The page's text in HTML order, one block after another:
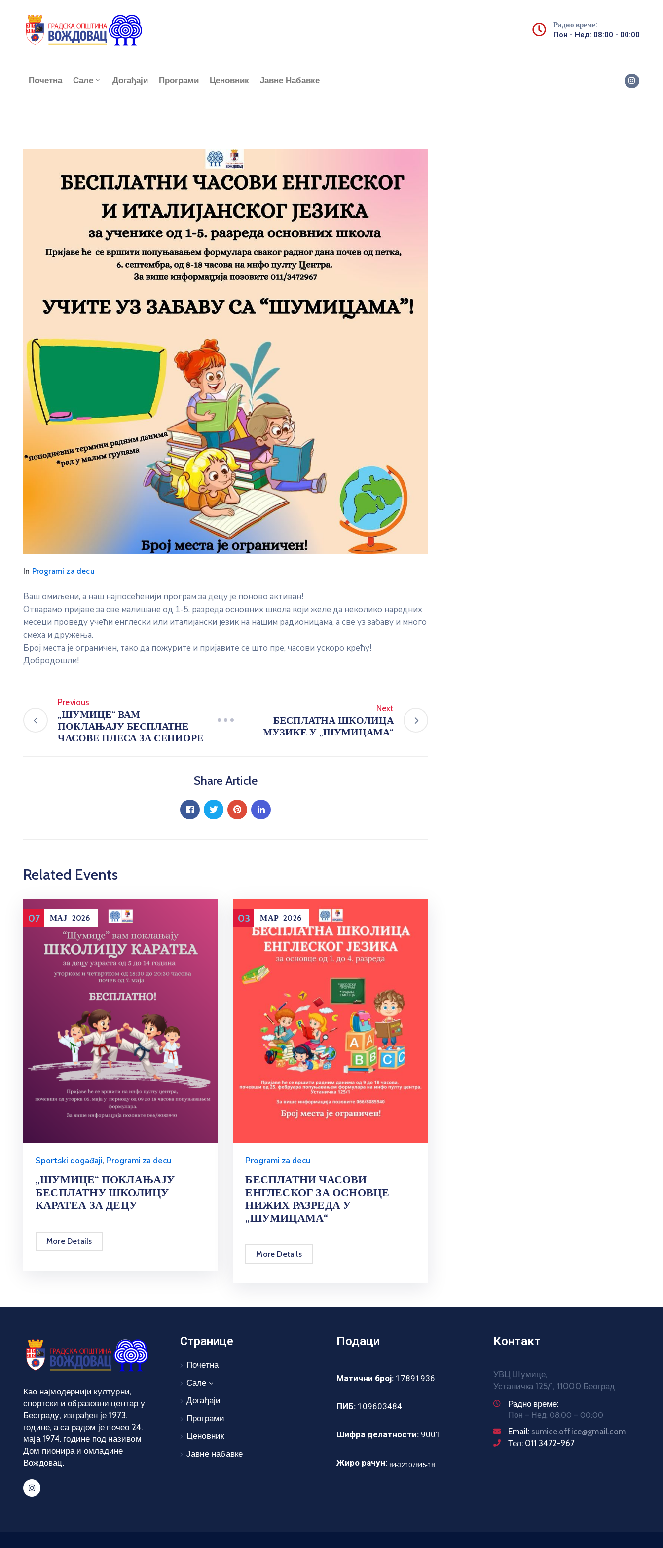
Радно време:
Пон - Нед: 08:00 - 00:00
Почетна Сале Догађаји Програми Ценовник Јавне Набавке
In Programi za decu
Ваш омиљени, а наш најпосећенији програм за децу је поново активан!
Отварамо пријаве за све малишане од 1-5. разреда основних школа који желе да неколико наредних
месеци проведу учећи енглески или италијански језик на нашим радионицама, а све уз забаву и много
смеха и дружења.
Број места је ограничен, тако да пожурите и пријавите се што пре, часови ускоро крећу!
Добродошли!
Previous
„ШУМИЦЕ“ ВАМ
ПОКЛАЊАЈУ БЕСПЛАТНЕ
ЧАСОВЕ ПЛЕСА ЗА СЕНИОРЕ
Next
БЕСПЛАТНА ШКОЛИЦА
МУЗИКЕ У „ШУМИЦАМА“
Share Article
Related Events
07 МАЈ 2026
Sportski događaji, Programi za decu
„ШУМИЦЕ“ ПОКЛАЊАЈУ
БЕСПЛАТНУ ШКОЛИЦУ
КАРАТЕА ЗА ДЕЦУ
More Details
03 МАР 2026
Programi za decu
БЕСПЛАТНИ ЧАСОВИ
ЕНГЛЕСКОГ ЗА ОСНОВЦЕ
НИЖИХ РАЗРЕДА У
„ШУМИЦАМА“
More Details
Као најмодернији културни,
спортски и образовни центар у
Београду, изграђен је 1973.
године, а са радом је почео 24.
маја 1974. године под називом
Дом пионира и омладине
Вождовац.
Странице
Почетна
Сале
Догађаји
Програми
Ценовник
Јавне набавке
Подаци
Матични број: 17891936
ПИБ: 109603484
Шифра делатности: 9001
Жиро рачун: 84-32107845-18
Контакт
УВЦ Шумице,
Устаничка 125/1, 11000 Београд
Радно време:
Пон – Нед: 08:00 – 00:00
Email: sumice.office@gmail.com
Тел: 011 3472-967